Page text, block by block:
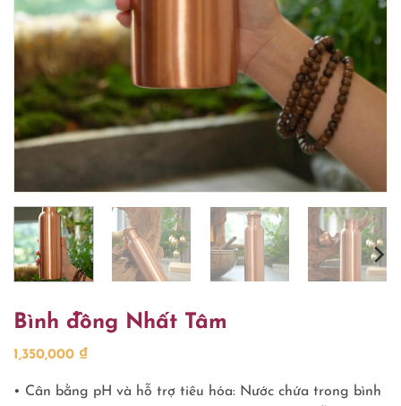
Bình đồng Nhất Tâm
1,350,000 ₫
• Cân bằng pH và hỗ trợ tiêu hóa: Nước chứa trong bình